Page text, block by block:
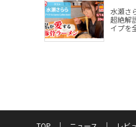
水瀬さ
超絶解
イプを